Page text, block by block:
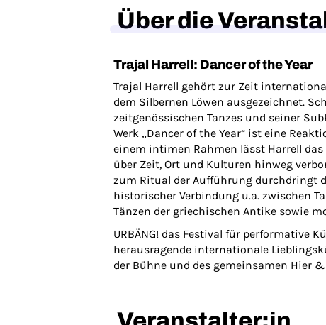
Über die
Trajal Harrell: Dancer of the Year
Trajal Harrell gehört zur Zeit
dem Silbernen Löwen ausgezeichnet.
zeitgenössischen Tanzes und seiner
Werk „Dancer of the Year“ ist eine
einem intimen Rahmen lässt Harrell
über Zeit, Ort und Kulturen hinweg
zum Ritual der Aufführung durchdringt
historischer Verbindung u.a. zwischen
Tänzen der griechischen Antike sowie
URBÄNG! das Festival für performative
herausragende internationale
der Bühne und des gemeinsamen Hier